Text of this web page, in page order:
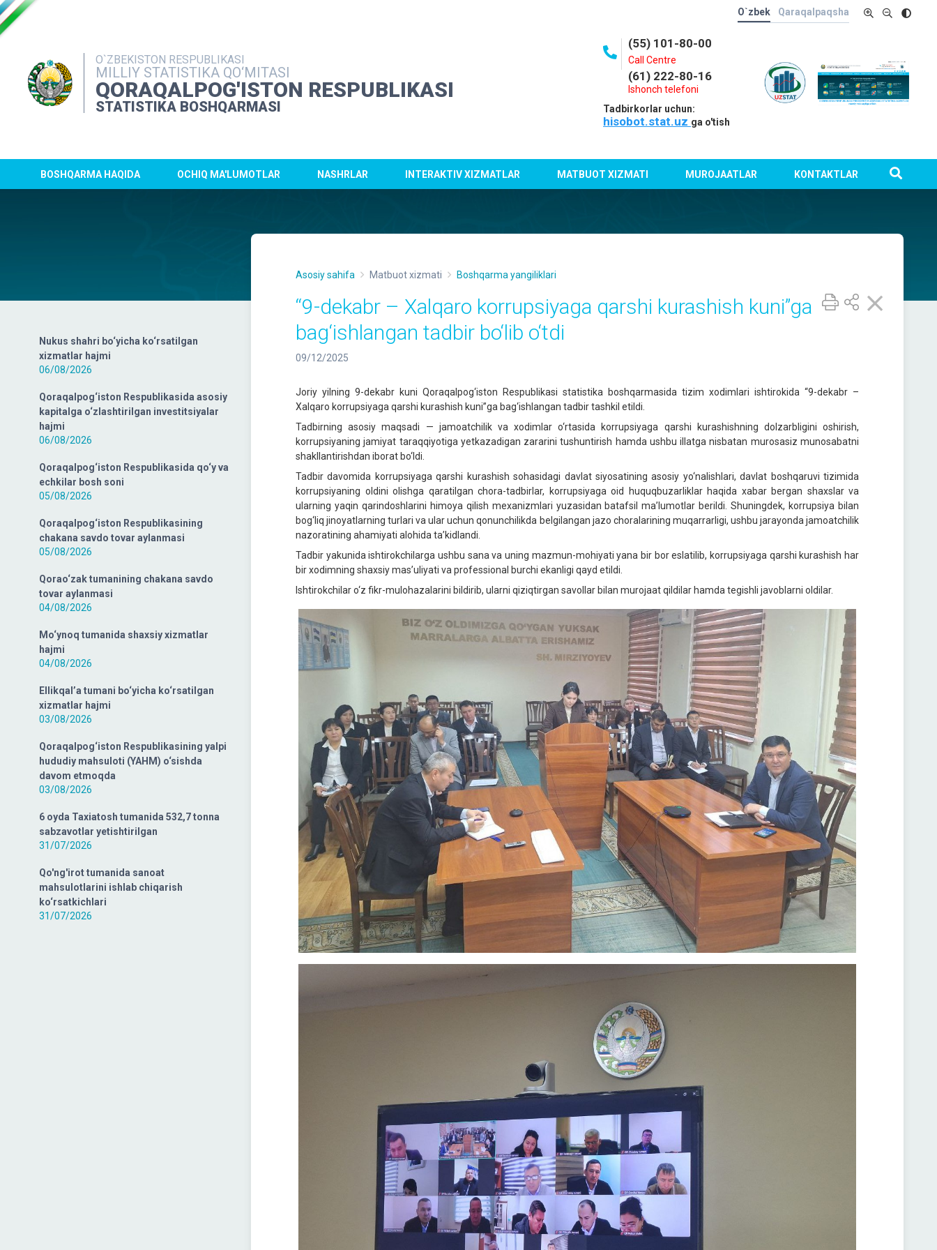
O`zbek Qaraqalpaqsha
O`ZBEKISTON RESPUBLIKASI
MILLIY STATISTIKA QO‘MITASI
QORAQALPOG'ISTON RESPUBLIKASI
STATISTIKA BOSHQARMASI
(55) 101-80-00
Call Centre
(61) 222-80-16
Ishonch telefoni
Tadbirkorlar uchun:
hisobot.stat.uz ga o'tish
BOSHQARMA HAQIDA OCHIQ MA'LUMOTLAR NASHRLAR INTERAKTIV XIZMATLAR MATBUOT XIZMATI MUROJAATLAR KONTAKTLAR
Nukus shahri bo‘yicha ko‘rsatilgan
xizmatlar hajmi
06/08/2026
Qoraqalpog‘iston Respublikasida asosiy
kapitalga o‘zlashtirilgan investitsiyalar
hajmi
06/08/2026
Qoraqalpog‘iston Respublikasida qo‘y va
echkilar bosh soni
05/08/2026
Qoraqalpog‘iston Respublikasining
chakana savdo tovar aylanmasi
05/08/2026
Qorao‘zak tumanining chakana savdo
tovar aylanmasi
04/08/2026
Mo‘ynoq tumanida shaxsiy xizmatlar
hajmi
04/08/2026
Ellikqal’a tumani bo‘yicha ko‘rsatilgan
xizmatlar hajmi
03/08/2026
Qoraqalpog‘iston Respublikasining yalpi
hududiy mahsuloti (YAHM) o‘sishda
davom etmoqda
03/08/2026
6 oyda Taxiatosh tumanida 532,7 tonna
sabzavotlar yetishtirilgan
31/07/2026
Qo'ng'irot tumanida sanoat
mahsulotlarini ishlab chiqarish
ko‘rsatkichlari
31/07/2026
Asosiy sahifa Matbuot xizmati Boshqarma yangiliklari
“9-dekabr – Xalqaro korrupsiyaga qarshi kurashish kuni”ga
bag‘ishlangan tadbir bo‘lib o‘tdi
09/12/2025
Joriy yilning 9-dekabr kuni Qoraqalpog‘iston Respublikasi statistika boshqarmasida tizim xodimlari ishtirokida “9-dekabr –
Xalqaro korrupsiyaga qarshi kurashish kuni”ga bag‘ishlangan tadbir tashkil etildi.
Tadbirning asosiy maqsadi — jamoatchilik va xodimlar o‘rtasida korrupsiyaga qarshi kurashishning dolzarbligini oshirish,
korrupsiyaning jamiyat taraqqiyotiga yetkazadigan zararini tushuntirish hamda ushbu illatga nisbatan murosasiz munosabatni
shakllantirishdan iborat bo‘ldi.
Tadbir davomida korrupsiyaga qarshi kurashish sohasidagi davlat siyosatining asosiy yo‘nalishlari, davlat boshqaruvi tizimida
korrupsiyaning oldini olishga qaratilgan chora-tadbirlar, korrupsiyaga oid huquqbuzarliklar haqida xabar bergan shaxslar va
ularning yaqin qarindoshlarini himoya qilish mexanizmlari yuzasidan batafsil ma’lumotlar berildi. Shuningdek, korrupsiya bilan
bog‘liq jinoyatlarning turlari va ular uchun qonunchilikda belgilangan jazo choralarining muqarrarligi, ushbu jarayonda jamoatchilik
nazoratining ahamiyati alohida ta’kidlandi.
Tadbir yakunida ishtirokchilarga ushbu sana va uning mazmun-mohiyati yana bir bor eslatilib, korrupsiyaga qarshi kurashish har
bir xodimning shaxsiy mas’uliyati va professional burchi ekanligi qayd etildi.
Ishtirokchilar o‘z fikr-mulohazalarini bildirib, ularni qiziqtirgan savollar bilan murojaat qildilar hamda tegishli javoblarni oldilar.